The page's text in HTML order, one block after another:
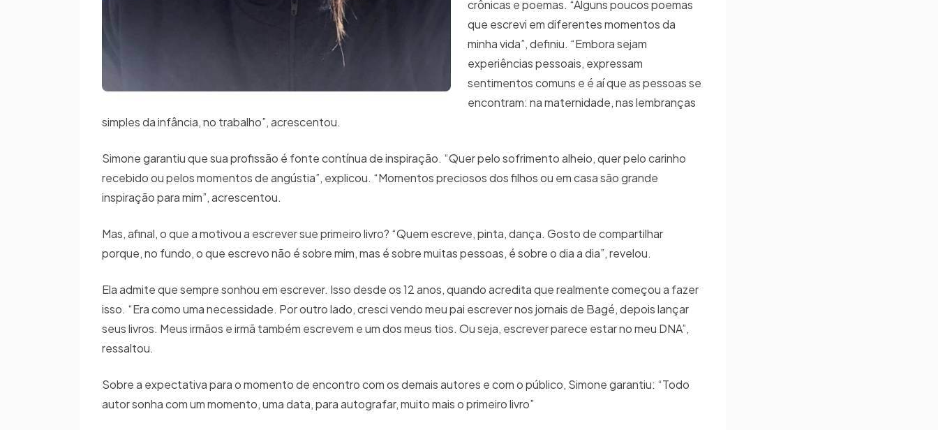
crônicas e poemas. “Alguns poucos poemas
que escrevi em diferentes momentos da
minha vida”, definiu. “Embora sejam
experiências pessoais, expressam
sentimentos comuns e é aí que as pessoas se
encontram: na maternidade, nas lembranças
simples da infância, no trabalho”, acrescentou.
Simone garantiu que sua profissão é fonte contínua de inspiração. “Quer pelo sofrimento alheio, quer pelo carinho
recebido ou pelos momentos de angústia”, explicou. “Momentos preciosos dos filhos ou em casa são grande
inspiração para mim”, acrescentou.
Mas, afinal, o que a motivou a escrever sue primeiro livro? “Quem escreve, pinta, dança. Gosto de compartilhar
porque, no fundo, o que escrevo não é sobre mim, mas é sobre muitas pessoas, é sobre o dia a dia”, revelou.
Ela admite que sempre sonhou em escrever. Isso desde os 12 anos, quando acredita que realmente começou a fazer
isso. “Era como uma necessidade. Por outro lado, cresci vendo meu pai escrever nos jornais de Bagé, depois lançar
seus livros. Meus irmãos e irmã também escrevem e um dos meus tios. Ou seja, escrever parece estar no meu DNA”,
ressaltou.
Sobre a expectativa para o momento de encontro com os demais autores e com o público, Simone garantiu: “Todo
autor sonha com um momento, uma data, para autografar, muito mais o primeiro livro”